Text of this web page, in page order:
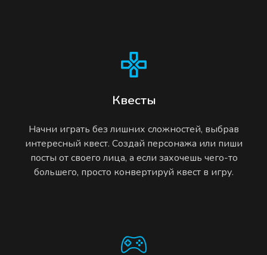
Квесты
Начни играть без лишних сложностей, выбрав
интересный квест. Создай персонажа или пиши
посты от своего лица, а если захочешь чего-то
большего, просто конвертируй квест в игру.